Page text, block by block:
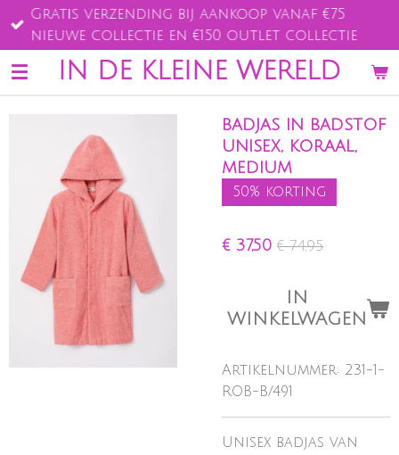
Ga
direct
naar
de
IN DE KLEINE WERELD
Gratis verzending bij aankoop vanaf €75
nieuwe collectie en €150 outlet collectie
badjas in badstof
unisex, koraal,
medium
50% korting
€ 37,50 € 74,95
IN
WINKELWAGEN
Artikelnummer: 231-1-
ROB-B/491
Unisex badjas van